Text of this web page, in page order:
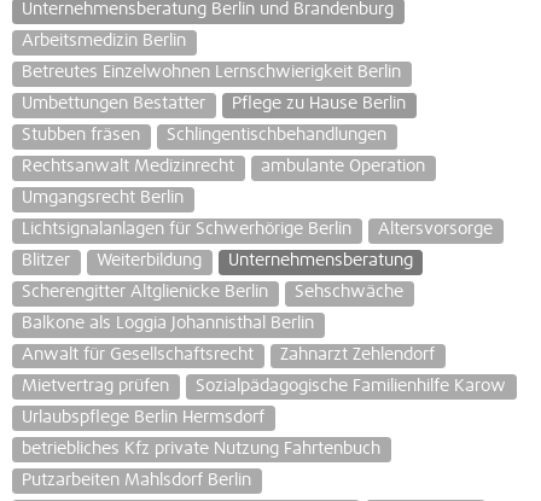
Unternehmensberatung Berlin und Brandenburg
Arbeitsmedizin Berlin
Betreutes Einzelwohnen Lernschwierigkeit Berlin
Umbettungen Bestatter
Pflege zu Hause Berlin
Stubben fräsen
Schlingentischbehandlungen
Rechtsanwalt Medizinrecht
ambulante Operation
Umgangsrecht Berlin
Lichtsignalanlagen für Schwerhörige Berlin
Altersvorsorge
Blitzer
Weiterbildung
Unternehmensberatung
Scherengitter Altglienicke Berlin
Sehschwäche
Balkone als Loggia Johannisthal Berlin
Anwalt für Gesellschaftsrecht
Zahnarzt Zehlendorf
Mietvertrag prüfen
Sozialpädagogische Familienhilfe Karow
Urlaubspflege Berlin Hermsdorf
betriebliches Kfz private Nutzung Fahrtenbuch
Putzarbeiten Mahlsdorf Berlin